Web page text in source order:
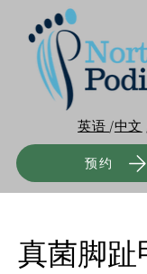
英语 /中文
预约
真菌脚趾